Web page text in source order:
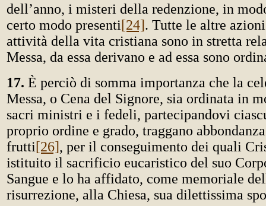
dell’anno, i misteri della redenzione, in
certo modo presenti[24]. Tutte le altre
attività della vita cristiana sono in stretta
Messa, da essa derivano e ad essa sono
17. È perciò di somma importanza che la
Messa, o Cena del Signore, sia ordinata in
sacri ministri e i fedeli, partecipandovi
proprio ordine e grado, traggano
frutti[26], per il conseguimento dei quali
istituito il sacrificio eucaristico del suo
Sangue e lo ha affidato, come memoriale
risurrezione, alla Chiesa, sua dilettissima